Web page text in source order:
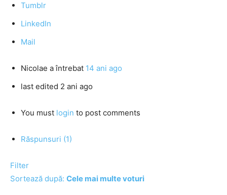
Tumblr
LinkedIn
Mail
Nicolae a întrebat 14 ani ago
last edited 2 ani ago
You must login to post comments
Răspunsuri (1)
Filter
Sortează după: Cele mai multe voturi